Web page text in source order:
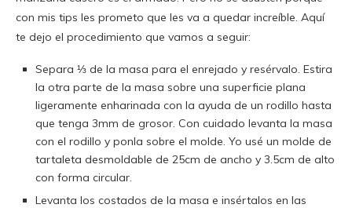
con mis tips les prometo que les va a quedar increíble. Aquí
te dejo el procedimiento que vamos a seguir:
Separa ⅓ de la masa para el enrejado y resérvalo. Estira
la otra parte de la masa sobre una superficie plana
ligeramente enharinada con la ayuda de un rodillo hasta
que tenga 3mm de grosor. Con cuidado levanta la masa
con el rodillo y ponla sobre el molde. Yo usé un molde de
tartaleta desmoldable de 25cm de ancho y 3.5cm de alto
con forma circular.
Levanta los costados de la masa e insértalos en las